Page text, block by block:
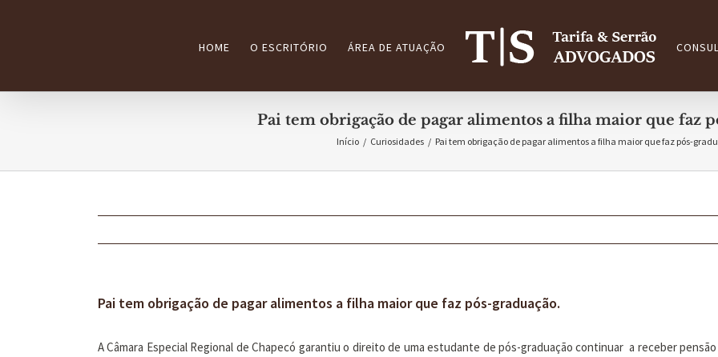
HOME O ESCRITÓRIO ÁREA DE ATUAÇÃO
Pai tem obrigação de pagar alimentos a filha maior que faz
Início / Curiosidades / Pai tem obrigação de pagar alimentos a filha maior que faz pós-
Pai tem obrigação de pagar alimentos a filha maior que faz pós-graduação.
A Câmara Especial Regional de Chapecó garantiu o direito de uma estudante de pós-graduação continuar a receber